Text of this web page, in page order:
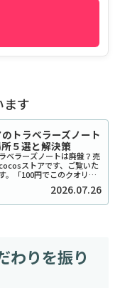
す
のトラベラーズノート
５選と解決策
ベラーズノートは廃盤？売
ストアです、ご覧いた
。「100円でこのクオリテ
人気を博したセリアのトラ
やカバーですが、...2026.07.26
わりを振り